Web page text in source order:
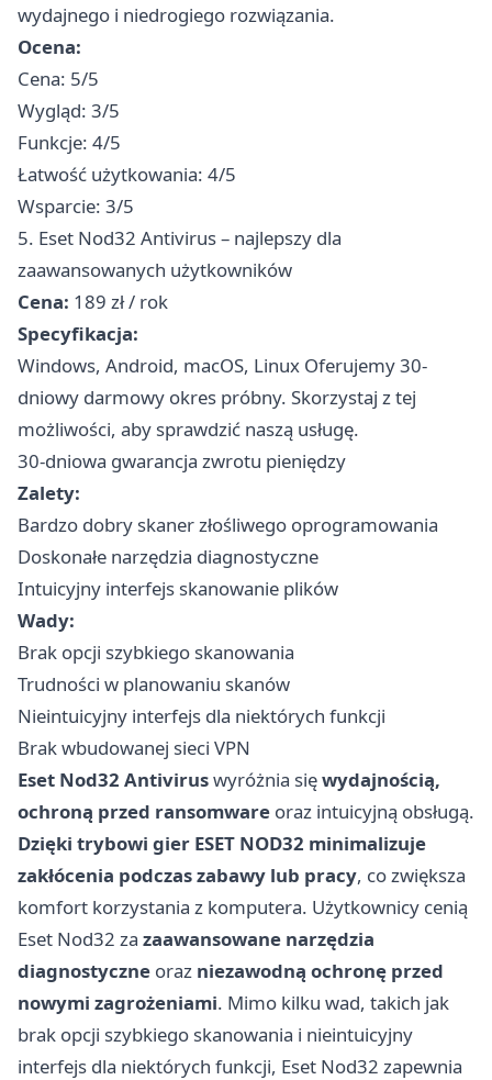
wydajnego i niedrogiego rozwiązania.
Ocena:
Cena: 5/5
Wygląd: 3/5
Funkcje: 4/5
Łatwość użytkowania: 4/5
Wsparcie: 3/5
5. Eset Nod32 Antivirus – najlepszy dla
zaawansowanych użytkowników
Cena: 189 zł / rok
Specyfikacja:
Windows, Android, macOS, Linux Oferujemy 30-
dniowy darmowy okres próbny. Skorzystaj z tej
możliwości, aby sprawdzić naszą usługę.
30-dniowa gwarancja zwrotu pieniędzy
Zalety:
Bardzo dobry skaner złośliwego oprogramowania
Doskonałe narzędzia diagnostyczne
Intuicyjny interfejs skanowanie plików
Wady:
Brak opcji szybkiego skanowania
Trudności w planowaniu skanów
Nieintuicyjny interfejs dla niektórych funkcji
Brak wbudowanej sieci VPN
Eset Nod32 Antiviruswyróżnia sięwydajnością,
ochroną przed ransomware oraz intuicyjną obsługą.
Dzięki trybowi gier ESET NOD32 minimalizuje
zakłócenia podczas zabawy lub pracy, co zwiększa
komfort korzystania z komputera. Użytkownicy cenią
Eset Nod32 za zaawansowane narzędzia
diagnostyczne oraz niezawodną ochronę przed
nowymi zagrożeniami. Mimo kilku wad, takich jak
brak opcji szybkiego skanowania i nieintuicyjny
interfejs dla niektórych funkcji, Eset Nod32 zapewnia